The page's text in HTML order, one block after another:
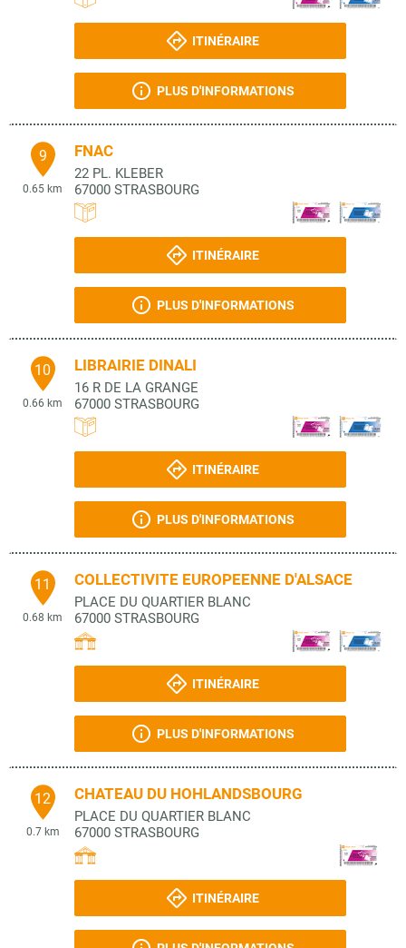
ITINÉRAIRE
PLUS D'INFORMATIONS
9
0.65 km
FNAC
22 PL. KLEBER
67000 STRASBOURG
ITINÉRAIRE
PLUS D'INFORMATIONS
10
0.66 km
LIBRAIRIE DINALI
16 R DE LA GRANGE
67000 STRASBOURG
ITINÉRAIRE
PLUS D'INFORMATIONS
11
0.68 km
COLLECTIVITE EUROPEENNE D'ALSACE
PLACE DU QUARTIER BLANC
67000 STRASBOURG
ITINÉRAIRE
PLUS D'INFORMATIONS
12
0.7 km
CHATEAU DU HOHLANDSBOURG
PLACE DU QUARTIER BLANC
67000 STRASBOURG
ITINÉRAIRE